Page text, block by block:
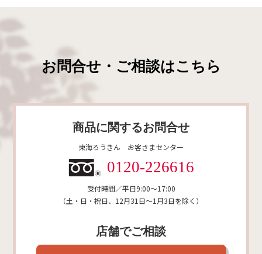
お問合せ・ご相談はこちら
商品に関するお問合せ
東海ろうきん お客さまセンター
0120-226616
受付時間／平日9:00～17:00
（土・日・祝日、12月31日〜1月3日を除く）
店舗でご相談